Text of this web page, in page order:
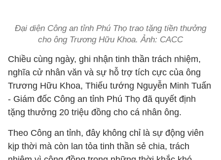
Đại diện Công an tỉnh Phú Thọ trao tặng tiền thưởng
cho ông Trương Hữu Khoa. Ảnh: CACC
Chiều cùng ngày, ghi nhận tinh thần trách nhiệm,
nghĩa cử nhân văn và sự hỗ trợ tích cực của ông
Trương Hữu Khoa, Thiếu tướng Nguyễn Minh Tuấn
- Giám đốc Công an tỉnh Phú Thọ đã quyết định
tặng thưởng 20 triệu đồng cho cá nhân ông.
Theo Công an tỉnh, đây không chỉ là sự động viên
kịp thời mà còn lan tỏa tinh thần sẻ chia, trách